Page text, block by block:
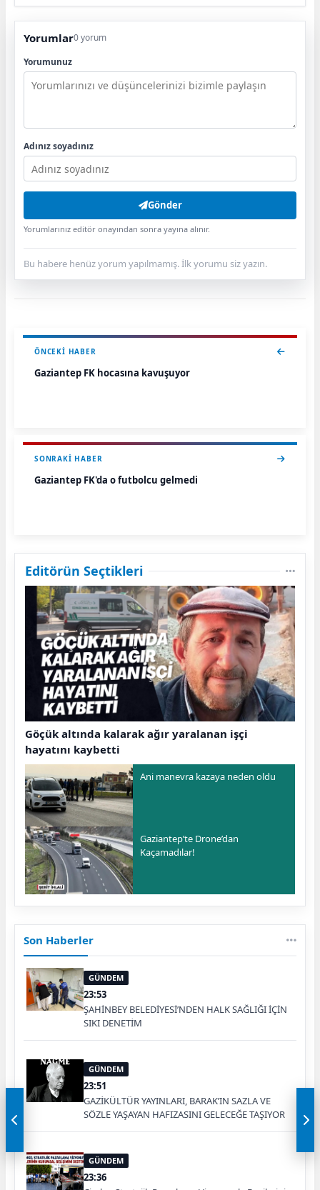
Yorumlar0 yorum
Yorumunuz
Adınız soyadınız
Gönder
Yorumlarınız editör onayından sonra yayına alınır.
Bu habere henüz yorum yapılmamış. İlk yorumu siz yazın.
ÖNCEKI HABER
Gaziantep FK hocasına kavuşuyor
SONRAKI HABER
Gaziantep FK'da o futbolcu gelmedi
Editörün Seçtikleri
Göçük altında kalarak ağır yaralanan işçi
hayatını kaybetti
Ani manevra kazaya neden oldu
Gaziantep’te Drone’dan
Kaçamadılar!
Son Haberler
GÜNDEM
23:53
ŞAHİNBEY BELEDİYESİ’NDEN HALK SAĞLIĞI İÇİN
SIKI DENETİM
GÜNDEM
23:51
GAZİKÜLTÜR YAYINLARI, BARAK’IN SAZLA VE
SÖZLE YAŞAYAN HAFIZASINI GELECEĞE TAŞIYOR
GÜNDEM
23:36